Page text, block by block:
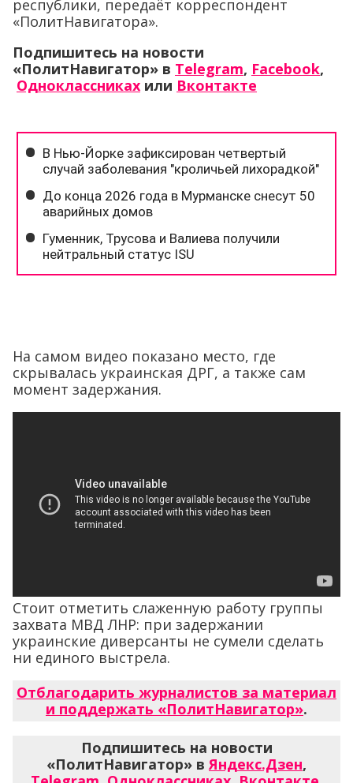
республики, передаёт корреспондент
«ПолитНавигатора».
Подпишитесь на новости
«ПолитНавигатор» в Telegram, Facebook,
Одноклассниках или Вконтакте
На самом видео показано место, где
скрывалась украинская ДРГ, а также сам
момент задержания.
Стоит отметить слаженную работу группы
захвата МВД ЛНР: при задержании
украинские диверсанты не сумели сделать
ни единого выстрела.
Отблагодарить журналистов за материал
и поддержать «ПолитНавигатор».
Подпишитесь на новости
«ПолитНавигатор» вЯндекс.Дзен,